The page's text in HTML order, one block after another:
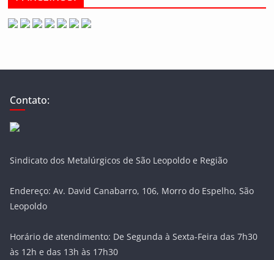
Contato:
Sindicato dos Metalúrgicos de São Leopoldo e Região
Endereço: Av. David Canabarro, 106, Morro do Espelho, São
Leopoldo
Horário de atendimento: De Segunda à Sexta-Feira das 7h30
às 12h e das 13h às 17h30